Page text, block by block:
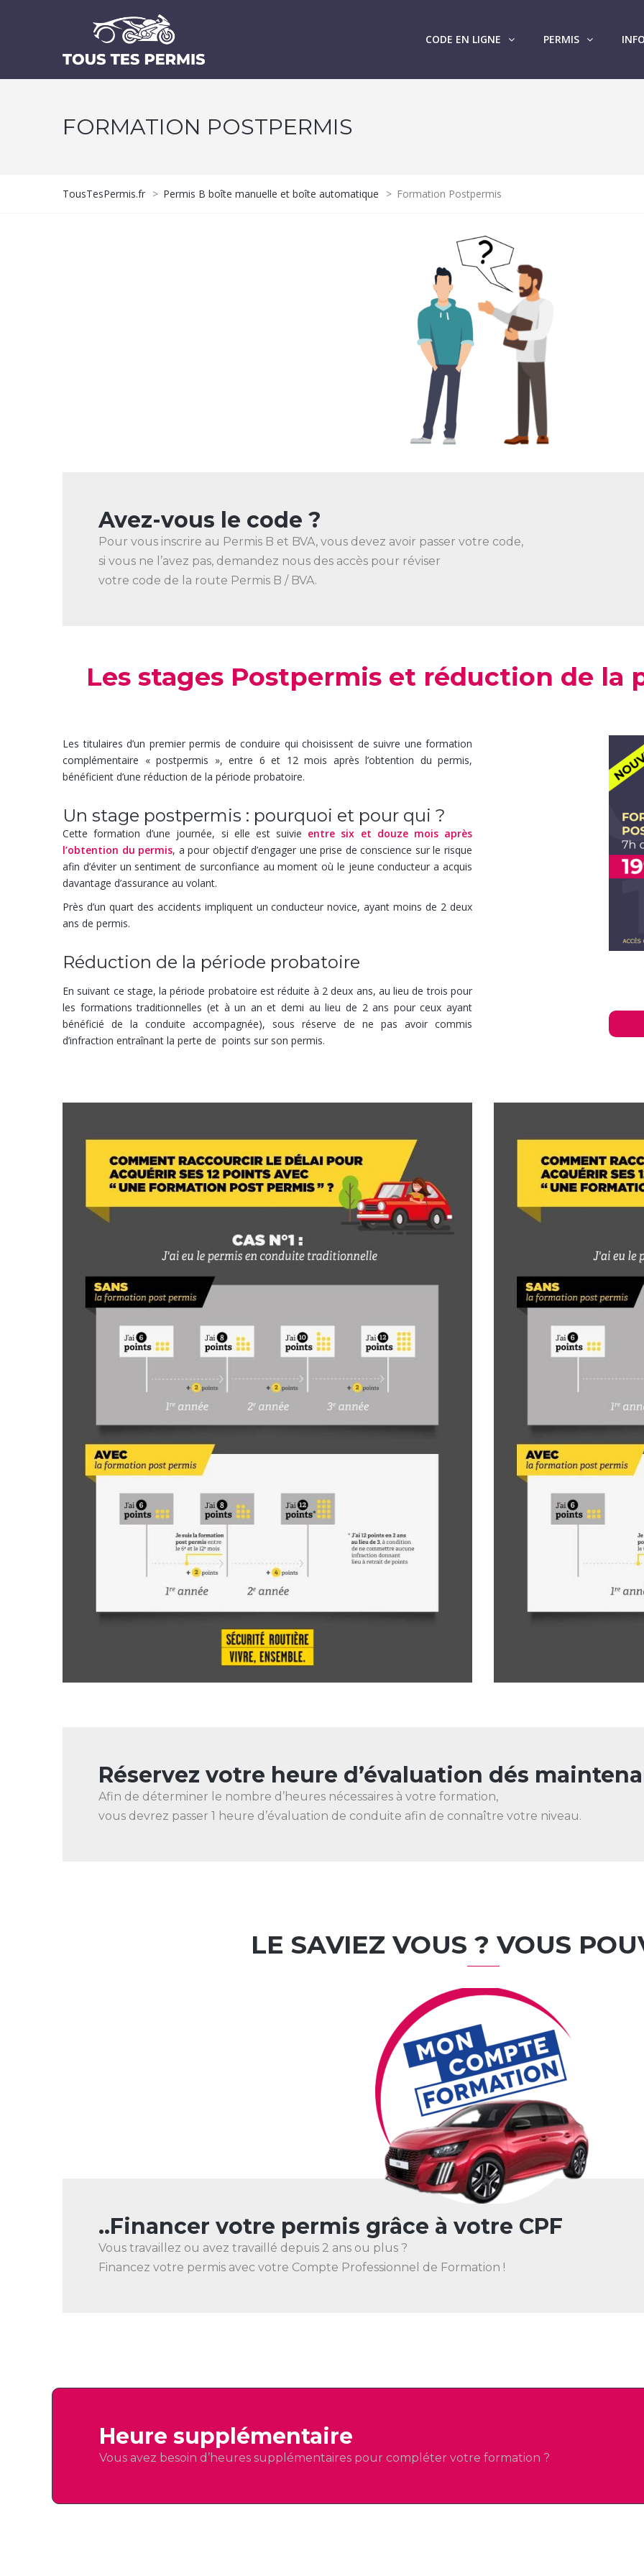
CODE EN LIGNE PERMIS INFO
FORMATION POSTPERMIS
TousTesPermis.fr > Permis B boîte manuelle et boîte automatique > Formation Postpermis
Avez-vous le code ?
Pour vous inscrire au Permis B et BVA, vous devez avoir passer votre code,
si vous ne l’avez pas, demandez nous des accès pour réviser
votre code de la route Permis B / BVA.
Les stages Postpermis et réduction de la
Les titulaires d’un premier permis de conduire qui choisissent de suivre une formation
complémentaire « postpermis », entre 6 et 12 mois après l’obtention du permis,
bénéficient d’une réduction de la période probatoire.
Un stage postpermis : pourquoi et pour qui ?
Cette formation d’une journée, si elle est suivie entre six et douze mois après
l’obtention du permis, a pour objectif d’engager une prise de conscience sur le risque
afin d’éviter un sentiment de surconfiance au moment où le jeune conducteur a acquis
davantage d’assurance au volant.
Près d’un quart des accidents impliquent un conducteur novice, ayant moins de 2 deux
ans de permis.
Réduction de la période probatoire
En suivant ce stage, la période probatoire est réduite à 2 deux ans, au lieu de trois pour
les formations traditionnelles (et à un an et demi au lieu de 2 ans pour ceux ayant
bénéficié de la conduite accompagnée), sous réserve de ne pas avoir commis
d’infraction entraînant la perte de points sur son permis.
Réservez votre heure d’évaluation dés
Afin de déterminer le nombre d’heures nécessaires à votre formation,
vous devrez passer 1 heure d’évaluation de conduite afin de connaître votre niveau.
LE SAVIEZ VOUS ? VOUS
..Financer votre permis grâce à votre CPF
Vous travaillez ou avez travaillé depuis 2 ans ou plus ?
Financez votre permis avec votre Compte Professionnel de Formation !
Heure supplémentaire
Vous avez besoin d’heures supplémentaires pour compléter votre formation ?